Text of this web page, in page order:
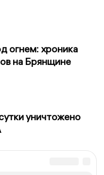
огнем: хроника
на Брянщине
уничтожено